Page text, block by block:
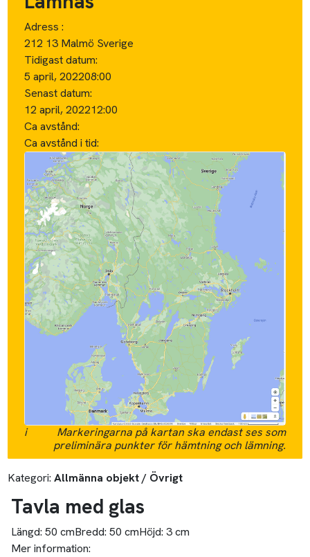
Adress :
212 13 Malmö Sverige
Tidigast datum:
5 april, 202208:00
Senast datum:
12 april, 202212:00
Ca avstånd:
Ca avstånd i tid:
i
Markeringarna på kartan ska endast ses som
preliminära punkter för hämtning och lämning.
Kategori: Allmänna objekt / Övrigt
Tavla med glas
Längd: 50 cmBredd: 50 cmHöjd: 3 cm
Mer information: